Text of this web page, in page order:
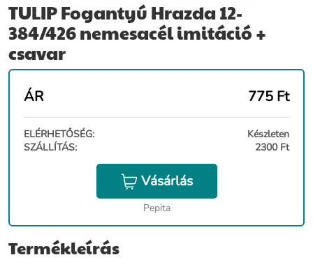
TULIP Fogantyú Hrazda 12-
384/426 nemesacél imitáció +
csavar
ÁR 775 Ft
ELÉRHETŐSÉG:
Készleten
SZÁLLÍTÁS:
2300 Ft
Vásárlás
Pepita
Termékleírás